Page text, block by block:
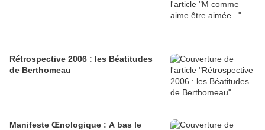
Rétrospective 2006 : les Béatitudes
de Berthomeau
Manifeste Œnologique : A bas le